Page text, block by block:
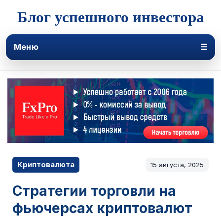
Блог успешного инвестора
Меню ☰
Криптовалюта 15 августа, 2025
Стратегии торговли на
фьючерсах криптовалют